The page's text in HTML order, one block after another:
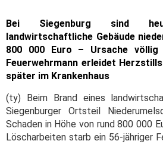
Bei Siegenburg sind
landwirtschaftliche Gebäude
800 000 Euro – Ursache
Feuerwehrmann erleidet
später im Krankenhaus
(ty) Beim Brand eines
Siegenburger Ortsteil
Schaden in Höhe von rund 800 000
Löscharbeiten starb ein 56-jähriger